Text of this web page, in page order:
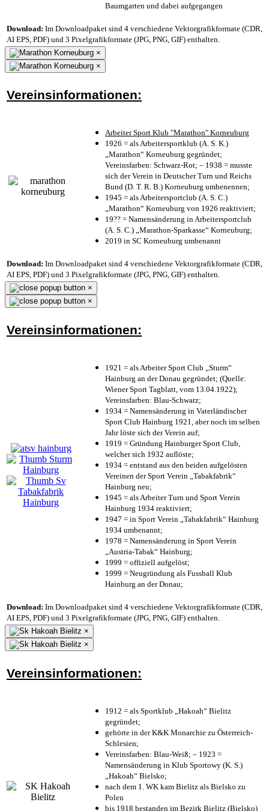
Baumgarten und dabei aufgegangen
Download: Im Downloadpaket sind 4 verschiedene Vektorgrafikformate (CDR,
AI EPS, PDF) und 3 Pixelgrafikformate (JPG, PNG, GIF) enthalten.
×
×
Vereinsinformationen:
Arbeiter Sport Klub "Marathon" Korneuburg
1926 = als Arbeitersportklub (A. S. K.)
„Marathon“ Korneuburg gegründet;
Vereinsfarben: Schwarz-Rot; – 1938 = musste
sich der Verein in Deutscher Turn und Reichs
Bund (D. T. R. B.) Korneuburg umbenennen;
1945 = als Arbeitersportclub (A. S. C.)
„Marathon“ Korneuburg von 1926 reaktiviert;
19?? = Namensänderung in Arbeitersportclub
(A. S. C.) „Marathon-Sparkasse“ Korneuburg;
2019 in SC Korneuburg umbenannt
Download: Im Downloadpaket sind 4 verschiedene Vektorgrafikformate (CDR,
AI EPS, PDF) und 3 Pixelgrafikformate (JPG, PNG, GIF) enthalten.
×
×
Vereinsinformationen:
1921 = als Arbeiter Sport Club „Sturm“
Hainburg an der Donau gegründet; (Quelle:
Wiener Sport Tagblatt, vom 13.04.1922);
Vereinsfarben: Blau-Schwarz;
1934 = Namensänderung in Vaterländischer
Sport Club Hainburg 1921, aber noch im selben
Jahr löste sich der Verein auf;
1919 = Gründung Hainburger Sport Club,
welcher sich 1932 auflöste;
1934 = entstand aus den beiden aufgelösten
Vereinen der Sport Verein „Tabakfabrik“
Hainburg neu;
1945 = als Arbeiter Turn und Sport Verein
Hainburg 1934 reaktiviert;
1947 = in Sport Verein „Tabakfabrik“ Hainburg
1934 umbenannt;
1978 = Namensänderung in Sport Verein
„Austria-Tabak“ Hainburg;
1999 = offiziell aufgelöst;
1999 = Neugründung als Fussball Klub
Hainburg an der Donau;
Download: Im Downloadpaket sind 4 verschiedene Vektorgrafikformate (CDR,
AI EPS, PDF) und 3 Pixelgrafikformate (JPG, PNG, GIF) enthalten.
×
×
Vereinsinformationen:
1912 = als Sportklub „Hakoah“ Bielitz
gegründet;
gehörte in der K&K Monarchie zu Österreich-
Schlesien;
Vereinsfarben: Blau-Weiß; – 1923 =
Namensänderung in Klub Sportowy (K. S.)
„Hakoah“ Bielsko;
nach dem 1. WK kam Bielitz als Bielsko zu
Polen
bis 1918 bestanden im Bezirk Bielitz (Bielsko)